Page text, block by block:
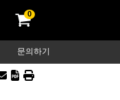
0
문의하기